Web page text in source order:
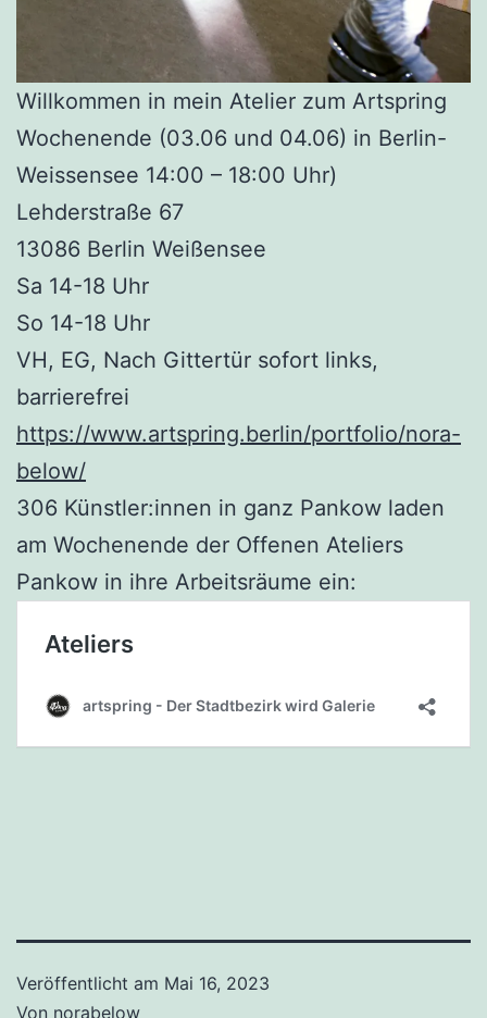
Willkommen in mein Atelier zum Artspring
Wochenende (03.06 und 04.06) in Berlin-
Weissensee 14:00 – 18:00 Uhr)
Lehderstraße 67
13086 Berlin Weißensee
Sa 14-18 Uhr
So 14-18 Uhr
VH, EG, Nach Gittertür sofort links,
barrierefrei
https://www.artspring.berlin/portfolio/nora-
below/
306 Künstler:innen in ganz Pankow laden
am Wochenende der Offenen Ateliers
Pankow in ihre Arbeitsräume ein:
Veröffentlicht am Mai 16, 2023
Von norabelow